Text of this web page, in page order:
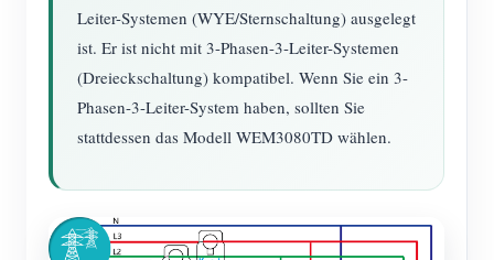
Leiter-Systemen (WYE/Sternschaltung) ausgelegt
ist. Er ist nicht mit 3-Phasen-3-Leiter-Systemen
(Dreieckschaltung) kompatibel. Wenn Sie ein 3-
Phasen-3-Leiter-System haben, sollten Sie
stattdessen das Modell WEM3080TD wählen.